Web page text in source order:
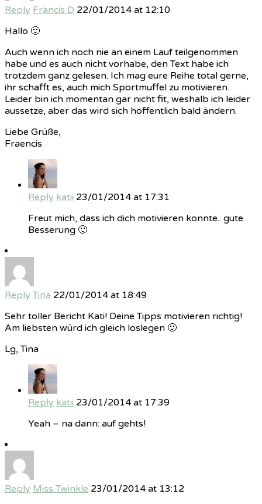
Reply Fräncis D 22/01/2014 at 12:10
Hallo 🙂
Auch wenn ich noch nie an einem Lauf teilgenommen
habe und es auch nicht vorhabe, den Text habe ich
trotzdem ganz gelesen. Ich mag eure Reihe total gerne,
ihr schafft es, auch mich Sportmuffel zu motivieren.
Leider bin ich momentan gar nicht fit, weshalb ich leider
aussetze, aber das wird sich hoffentlich bald ändern.
Liebe Grüße,
Fraencis
Reply katii 23/01/2014 at 17:31
Freut mich, dass ich dich motivieren konnte.. gute
Besserung 🙂
Reply Tina 22/01/2014 at 18:49
Sehr toller Bericht Kati! Deine Tipps motivieren richtig!
Am liebsten würd ich gleich loslegen 🙂
Lg, Tina
Reply katii 23/01/2014 at 17:39
Yeah – na dann: auf gehts!
Reply Miss Twinkle 23/01/2014 at 13:12